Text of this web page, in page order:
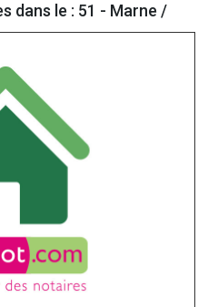
dans le : 51 - Marne /